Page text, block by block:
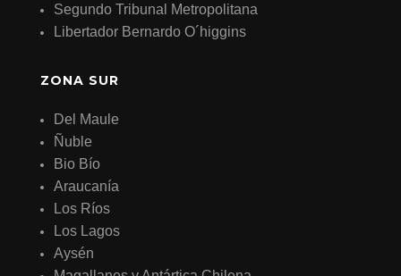
Segundo Tribunal Metropolitana
Libertador Bernardo O´higgins
ZONA SUR
Del Maule
Ñuble
Bio Bío
Araucanía
Los Ríos
Los Lagos
Aysén